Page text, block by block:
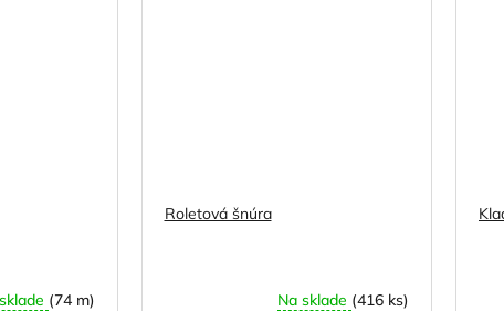
(74 m)
Roletová šnúra
Na sklade (416 ks)